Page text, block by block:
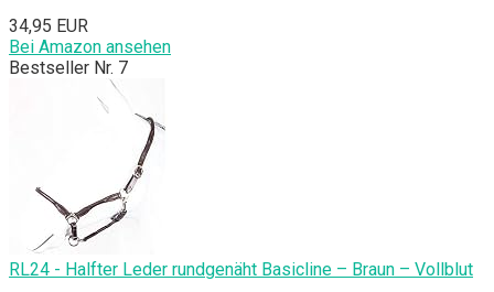
34,95 EUR
Bei Amazon ansehen
Bestseller Nr. 7
RL24 - Halfter Leder rundgenäht Basicline – Braun – Vollblut